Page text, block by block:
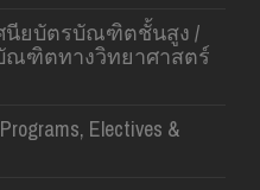
นียบัตรบัณฑิตชั้นสูง /
ณฑิตทางวิทยาศาสตร์
Electives &